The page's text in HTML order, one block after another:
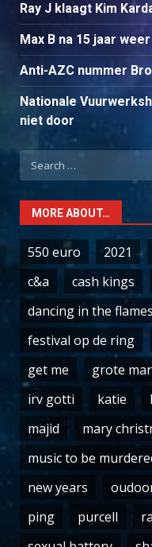
Ray J klaagt Kim
Max B na 15 jaar
Anti-AZC nummer
Nationale
niet door
Search
for:
MORE ABOUT…
550 euro 2021
c&a
cash kings
dancing in the flames
festival op de ring
get me
grote
irv gotti
katie
majid
mary
music to be
new years
ping
purcell